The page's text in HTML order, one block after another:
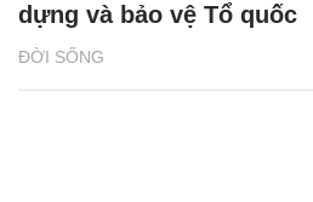
ĐỜI SỐNG
dựng và bảo vệ Tổ quốc